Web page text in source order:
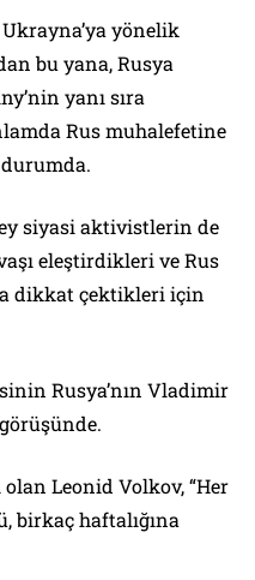
yönelik
bu yana, Rusya
yanı sıra
Rus muhalefetine
durumda.
siyasi aktivistlerin de
eleştirdikleri ve Rus
dikkat çektikleri için
Rusya’nın Vladimir
Leonid Volkov, “Her
birkaç haftalığına